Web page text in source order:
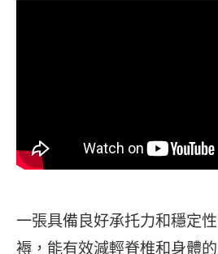
一張具備良好承托力和穩定
褥，能有效減輕脊椎和身體